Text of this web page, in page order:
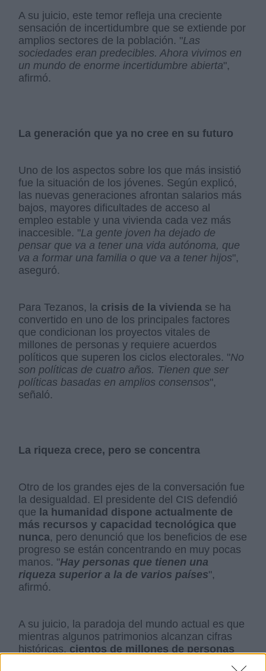
A su juicio, este temor refleja una creciente
sensación de incertidumbre que se extiende por
amplios sectores de la población. "Las
sociedades eran predecibles. Ahora vivimos en
un mundo de enorme incertidumbre abierta",
afirmó.
La generación que ya no cree en su futuro
Uno de los aspectos sobre los que más insistió
fue la situación de los jóvenes. Según explicó,
las nuevas generaciones afrontan salarios más
bajos, mayores dificultades de acceso al
empleo estable y una vivienda cada vez más
inaccesible. "La gente joven ha dejado de
pensar que va a tener una vida autónoma, que
va a formar una familia o que va a tener hijos",
aseguró.
Para Tezanos, la crisis de la vivienda se ha
convertido en uno de los principales factores
que condicionan los proyectos vitales de
millones de personas y requiere acuerdos
políticos que superen los ciclos electorales. "No
son políticas de cuatro años. Tienen que ser
políticas basadas en amplios consensos",
señaló.
La riqueza crece, pero se concentra
Otro de los grandes ejes de la conversación fue
la desigualdad. El presidente del CIS defendió
que la humanidad dispone actualmente de
más recursos y capacidad tecnológica que
nunca, pero denunció que los beneficios de ese
progreso se están concentrando en muy pocas
manos. "Hay personas que tienen una
riqueza superior a la de varios países",
afirmó.
A su juicio, la paradoja del mundo actual es que
mientras algunos patrimonios alcanzan cifras
históricas, cientos de millones de personas